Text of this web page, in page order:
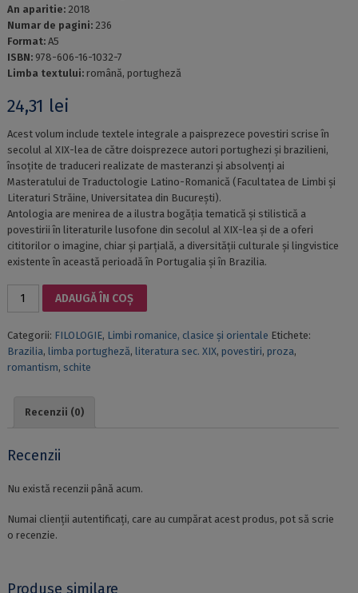
An aparitie: 2018
Numar de pagini: 236
Format: A5
ISBN: 978-606-16-1032-7
Limba textului: română, portugheză
24,31 lei
Acest volum include textele integrale a paisprezece povestiri scrise în
secolul al XIX-lea de către doisprezece autori portughezi și brazilieni,
însoțite de traduceri realizate de masteranzi și absolvenți ai
Masteratului de Traductologie Latino-Romanică (Facultatea de Limbi și
Literaturi Străine, Universitatea din București).
Antologia are menirea de a ilustra bogăția tematică și stilistică a
povestirii în literaturile lusofone din secolul al XIX-lea și de a oferi
cititorilor o imagine, chiar și parțială, a diversității culturale și lingvistice
existente în această perioadă în Portugalia și în Brazilia.
OITOCENTISTAS
–
ANTOLOGIA
LUSOFONE
SECOLUL
XIX-
–
ANTOLOGIE
ADAUGĂ ÎN COȘ
Categorii: FILOLOGIE, Limbi romanice, clasice și orientale Etichete:
Brazilia, limba portugheză, literatura sec. XIX, povestiri, proza,
romantism, schite
Recenzii (0)
Recenzii
Nu există recenzii până acum.
Numai clienții autentificați, care au cumpărat acest produs, pot să scrie
o recenzie.
Produse similare